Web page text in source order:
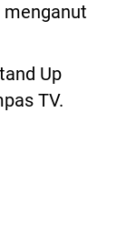
menganut
Up
TV.